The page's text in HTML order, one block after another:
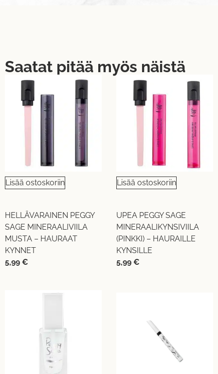
Saatat pitää myös näistä
Lisää ostoskoriin
HELLÄVARAINEN PEGGY
SAGE MINERAALIVIILA
MUSTA – HAURAAT
KYNNET
5,99 €
Lisää ostoskoriin
UPEA PEGGY SAGE
MINERAALIKYNSIVIILA
(PINKKI) – HAURAILLE
KYNSILLE
5,99 €